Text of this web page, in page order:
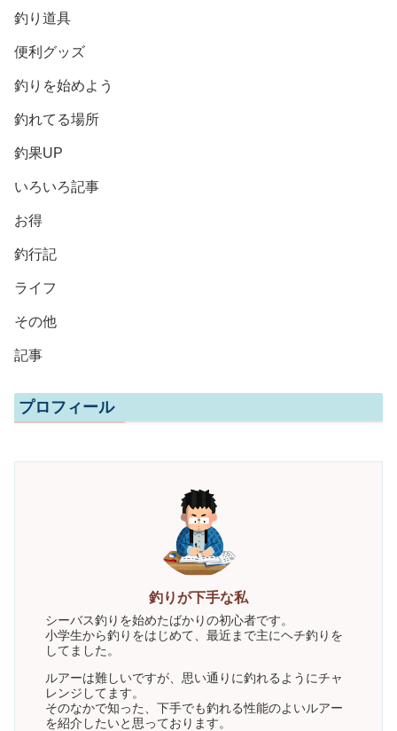
釣り道具
便利グッズ
釣りを始めよう
釣れてる場所
釣果UP
いろいろ記事
お得
釣行記
ライフ
その他
記事
プロフィール
釣りが下手な私
シーバス釣りを始めたばかりの初心者です。
小学生から釣りをはじめて、最近まで主にヘチ釣りを
してました。
ルアーは難しいですが、思い通りに釣れるようにチャ
レンジしてます。
そのなかで知った、下手でも釣れる性能のよいルアー
を紹介したいと思っております。